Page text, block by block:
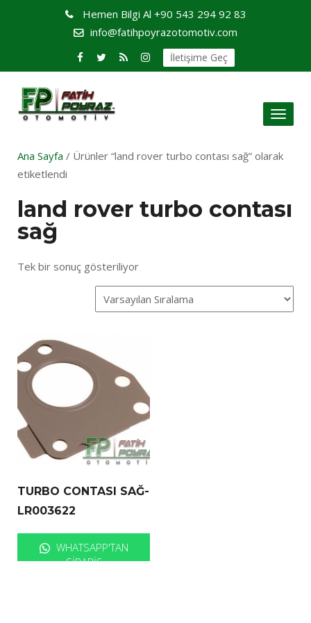
Hemen Bilgi Al +90 543 294 92 83
info@fatihpoyrazotomotiv.com
İletişime Geç
Toggle
Ana Sayfa / Ürünler “land rover turbo contası sağ” olarak
etiketlendi
land rover turbo contası
sağ
Tek bir sonuç gösteriliyor
TURBO CONTASI SAĞ-
LR003622
WHATSAPP'TAN
SIPARIŞ